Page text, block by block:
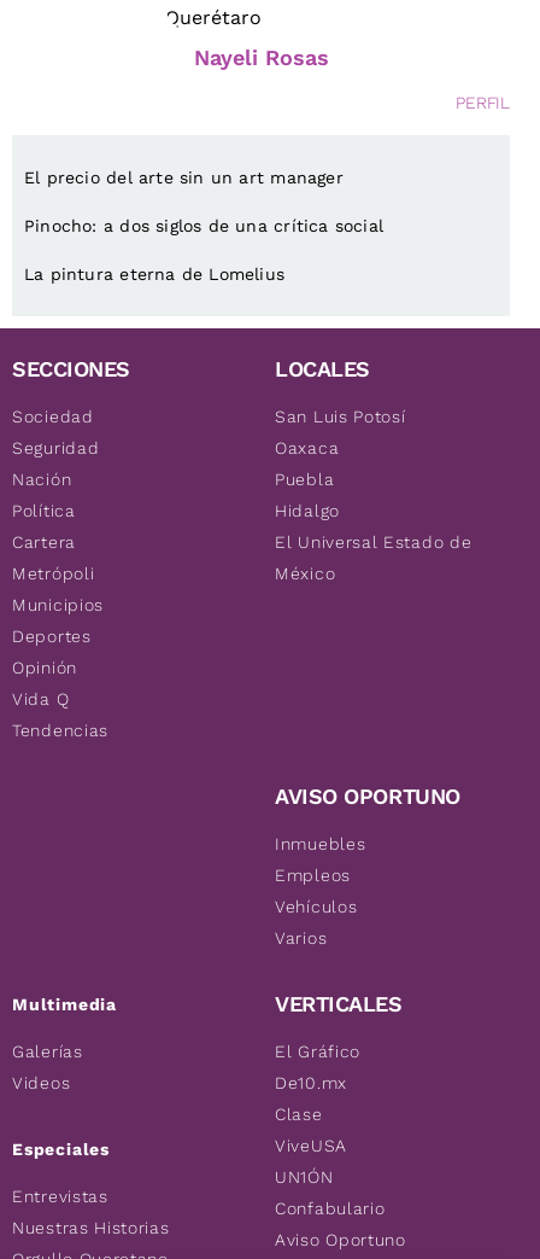
Nayeli Rosas
PERFIL
El precio del arte sin un art manager
Pinocho: a dos siglos de una crítica social
La pintura eterna de Lomelius
SECCIONES
Sociedad
Seguridad
Nación
Política
Cartera
Metrópoli
Municipios
Deportes
Opinión
Vida Q
Tendencias
Multimedia
Galerías
Videos
Especiales
Entrevistas
Nuestras Historias
LOCALES
San Luis Potosí
Oaxaca
Puebla
Hidalgo
El Universal Estado de
México
AVISO OPORTUNO
Inmuebles
Empleos
Vehículos
Varios
VERTICALES
El Gráfico
De10.mx
Clase
ViveUSA
UN1ÓN
Confabulario
Aviso Oportuno